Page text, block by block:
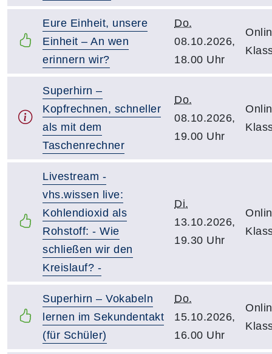
Eure Einheit, unsere
Einheit – An wen
erinnern wir?
Do.
08.10.2026,
18.00 Uhr
Superhirn –
Kopfrechnen, schneller
als mit dem
Taschenrechner
Do.
08.10.2026,
19.00 Uhr
Livestream -
vhs.wissen live:
Kohlendioxid als
Rohstoff: - Wie
schließen wir den
Kreislauf? -
Di.
13.10.2026,
19.30 Uhr
Superhirn – Vokabeln
lernen im Sekundentakt
(für Schüler)
Do.
15.10.2026,
16.00 Uhr